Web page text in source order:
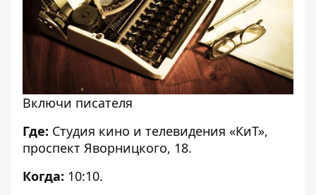
Включи писателя
Где: Студия кино и телевидения «КиТ»,
проспект Яворницкого, 18.
Когда: 10:10.